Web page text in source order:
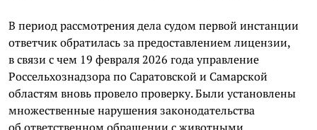
В период рассмотрения дела судом первой инстанции
ответчик обратилась за предоставлением лицензии,
в связи с чем 19 февраля 2026 года управление
Россельхознадзора по Саратовской и Самарской
областям вновь провело проверку. Были установлены
множественные нарушения законодательства